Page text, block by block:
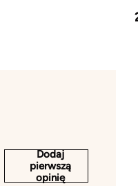
Dodaj
pierwszą
opinię